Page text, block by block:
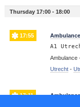
Thursday 17:00 - 18:00
17:55
A1
Ambulance
Utrecht-
17:11